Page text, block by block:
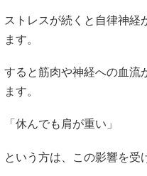
ストレスが続くと自律神経
ます。
すると筋肉や神経への血流
ます。
「休んでも肩が重い」
という方は、この影響を受